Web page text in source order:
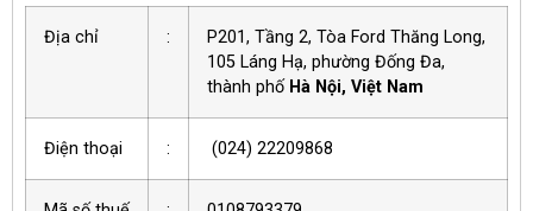
Địa chỉ :
P201, Tầng 2, Tòa Ford Thăng Long,
105 Láng Hạ, phường Đống Đa,
thành phố Hà Nội, Việt Nam
Điện thoại : (024) 22209868